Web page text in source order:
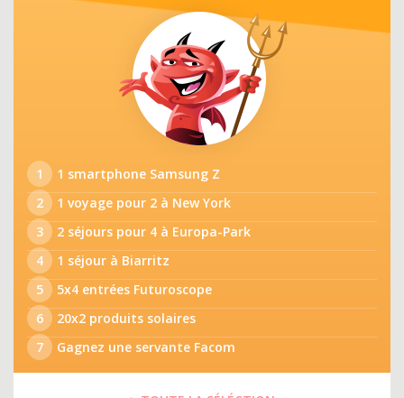
1
1 smartphone Samsung Z
2
1 voyage pour 2 à New York
3
2 séjours pour 4 à Europa-Park
4
1 séjour à Biarritz
5
5x4 entrées Futuroscope
6
20x2 produits solaires
7
Gagnez une servante Facom